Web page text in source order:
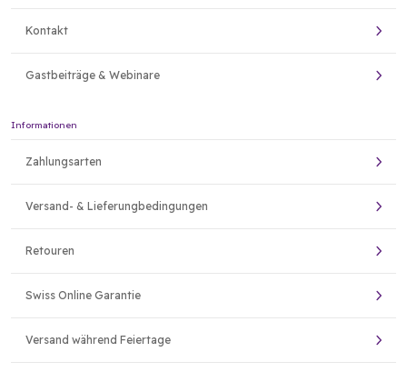
Kontakt
Gastbeiträge & Webinare
Informationen
Zahlungsarten
Versand- & Lieferungbedingungen
Retouren
Swiss Online Garantie
Versand während Feiertage